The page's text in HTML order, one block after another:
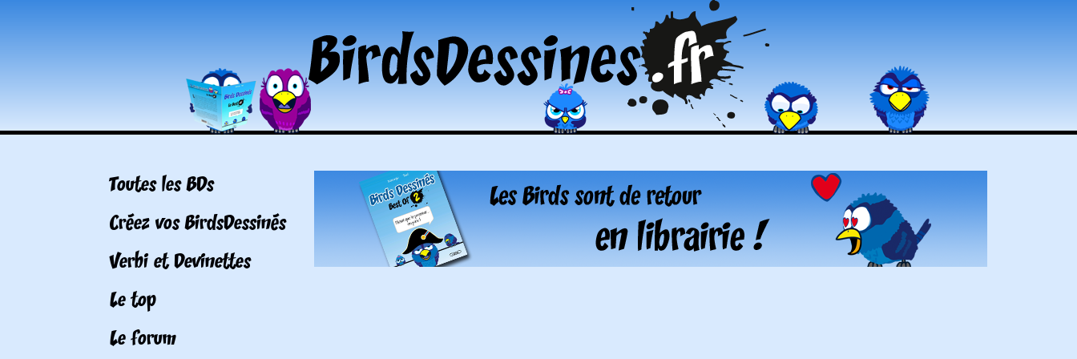
Toutes les BDs
Créez vos BirdsDessinés
Verbi et Devinettes
Le top
Le forum